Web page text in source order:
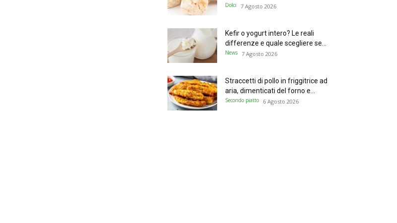
Dolci 7 Agosto 2026
Kefir o yogurt intero? Le reali
differenze e quale scegliere se...
News 7 Agosto 2026
Straccetti di pollo in friggitrice ad
aria, dimenticati del forno e...
Secondo piatto 6 Agosto 2026